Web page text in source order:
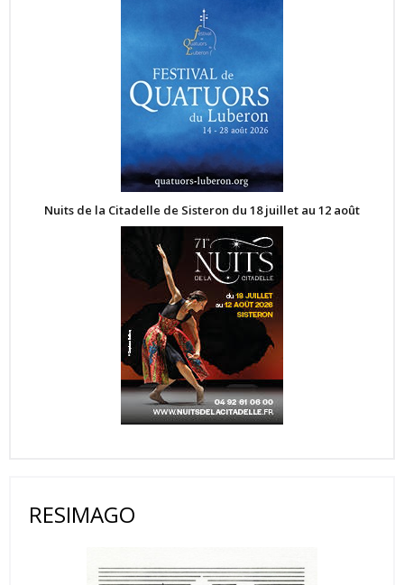
Nuits de la Citadelle de Sisteron du 18 juillet au 12 août
RESIMAGO